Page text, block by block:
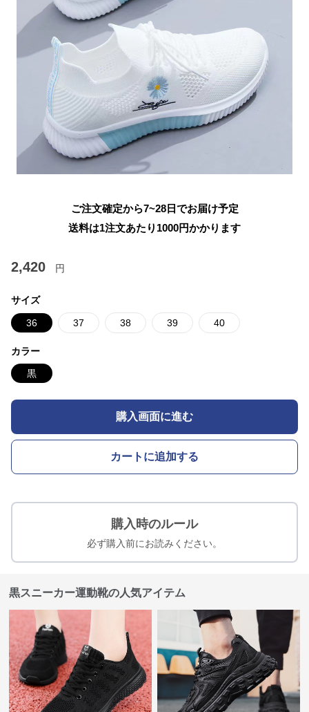
ご注文確定から7~28日でお届け予定
送料は1注文あたり 1000円かかります
2,420 円
サイズ
36 37 38 39 40
カラー
黒
購入画面に進む
カートに追加する
購入時のルール
必ず購入前にお読みください。
黒スニーカー運動靴の人気アイテム